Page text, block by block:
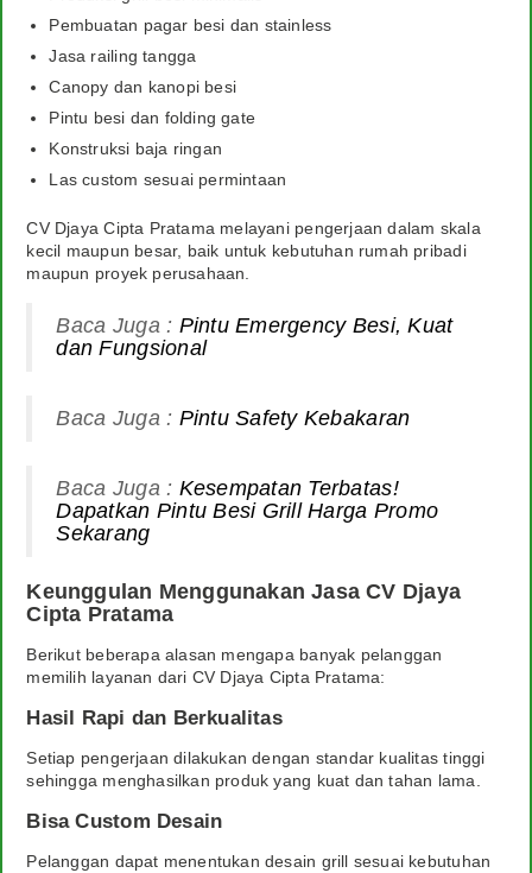
Pembuatan pagar besi dan stainless
Jasa railing tangga
Canopy dan kanopi besi
Pintu besi dan folding gate
Konstruksi baja ringan
Las custom sesuai permintaan
CV Djaya Cipta Pratama melayani pengerjaan dalam skala
kecil maupun besar, baik untuk kebutuhan rumah pribadi
maupun proyek perusahaan.
Baca Juga : Pintu Emergency Besi, Kuat
dan Fungsional
Baca Juga : Pintu Safety Kebakaran
Baca Juga : Kesempatan Terbatas!
Dapatkan Pintu Besi Grill Harga Promo
Sekarang
Keunggulan Menggunakan Jasa CV Djaya
Cipta Pratama
Berikut beberapa alasan mengapa banyak pelanggan
memilih layanan dari CV Djaya Cipta Pratama:
Hasil Rapi dan Berkualitas
Setiap pengerjaan dilakukan dengan standar kualitas tinggi
sehingga menghasilkan produk yang kuat dan tahan lama.
Bisa Custom Desain
Pelanggan dapat menentukan desain grill sesuai kebutuhan